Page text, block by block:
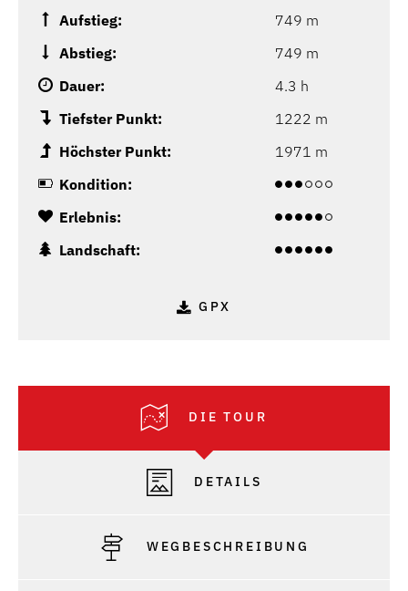
Aufstieg:
749 m
Abstieg:
749 m
Dauer:
4.3 h
Tiefster Punkt:
1222 m
Höchster Punkt:
1971 m
Kondition:
Erlebnis:
Landschaft:
GPX
DIE TOUR
DETAILS
WEGBESCHREIBUNG